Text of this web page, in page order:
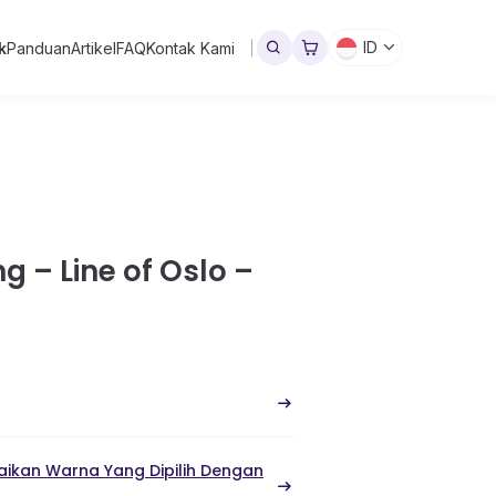
PanduanArtikelFAQKontak Kami ID
– Line of Oslo –
Warna Yang Dipilih Dengan